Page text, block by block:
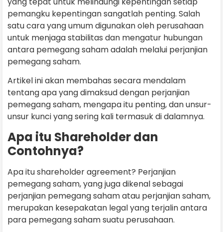
pemangku kepentingan sangatlah penting. Salah
satu cara yang umum digunakan oleh perusahaan
untuk menjaga stabilitas dan mengatur hubungan
antara pemegang saham adalah melalui perjanjian
pemegang saham.
Artikel ini akan membahas secara mendalam
tentang apa yang dimaksud dengan perjanjian
pemegang saham, mengapa itu penting, dan unsur-
unsur kunci yang sering kali termasuk di dalamnya.
Apa itu Shareholder dan
Contohnya?
Apa itu shareholder agreement? Perjanjian
pemegang saham, yang juga dikenal sebagai
perjanjian pemegang saham atau perjanjian saham,
merupakan kesepakatan legal yang terjalin antara
para pemegang saham suatu perusahaan.